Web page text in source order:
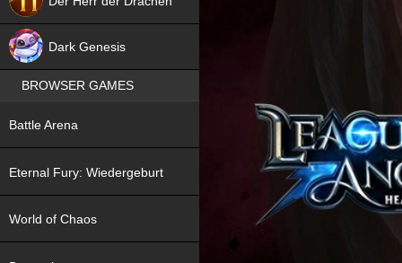
Dark Genesis
BROWSER GAMES
Battle Arena
Eternal Fury: Wiedergeburt
World of Chaos